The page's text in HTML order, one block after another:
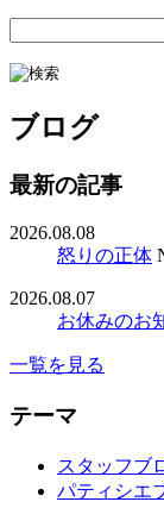
ブログ
最新の記事
2026.08.08
怒りの正体
2026.08.07
お休みのお
一覧を見る
テーマ
スタッフブ
パティシエ